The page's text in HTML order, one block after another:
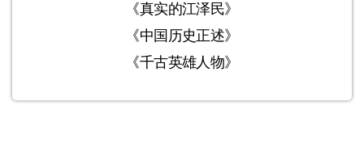
《真实的江泽民》
《中国历史正述》
《千古英雄人物》